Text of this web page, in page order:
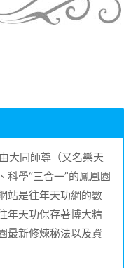
大同師尊（又名樂天
科學“三合一”的鳳凰園
站是往年天功網的數
年天功保存著博大精
最新修煉秘法以及資